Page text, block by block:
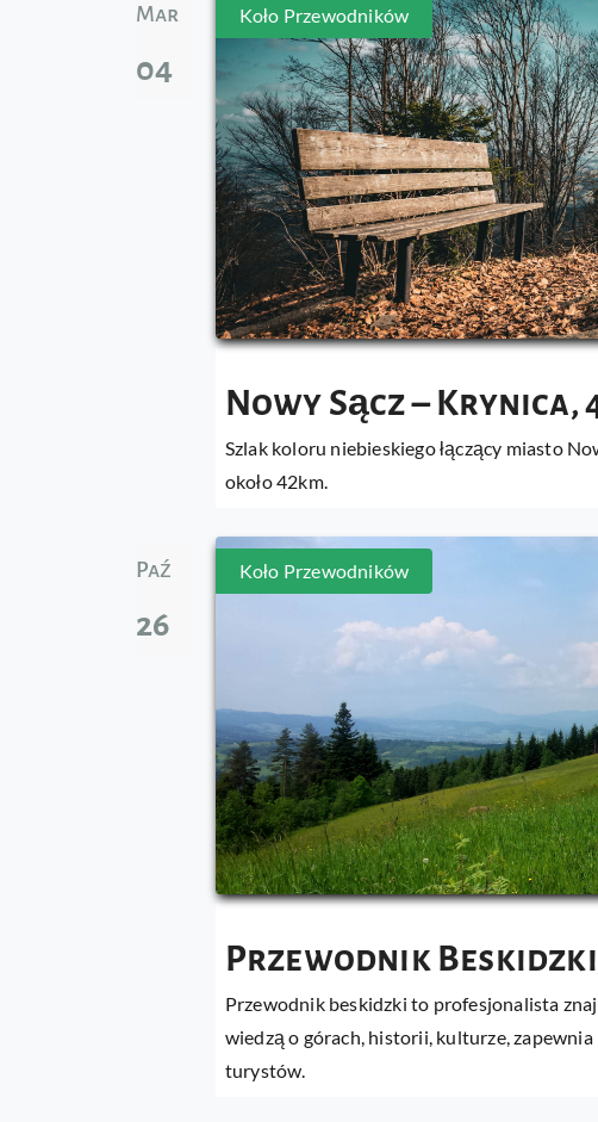
Mar
04
Koło Przewodników
Nowy Sącz – Krynica,
Szlak koloru niebieskiego łączący miasto
około 42km.
Paź
26
Koło Przewodników
Przewodnik
Przewodnik beskidzki to profesjonalista
wiedzą o górach, historii, kulturze,
turystów.